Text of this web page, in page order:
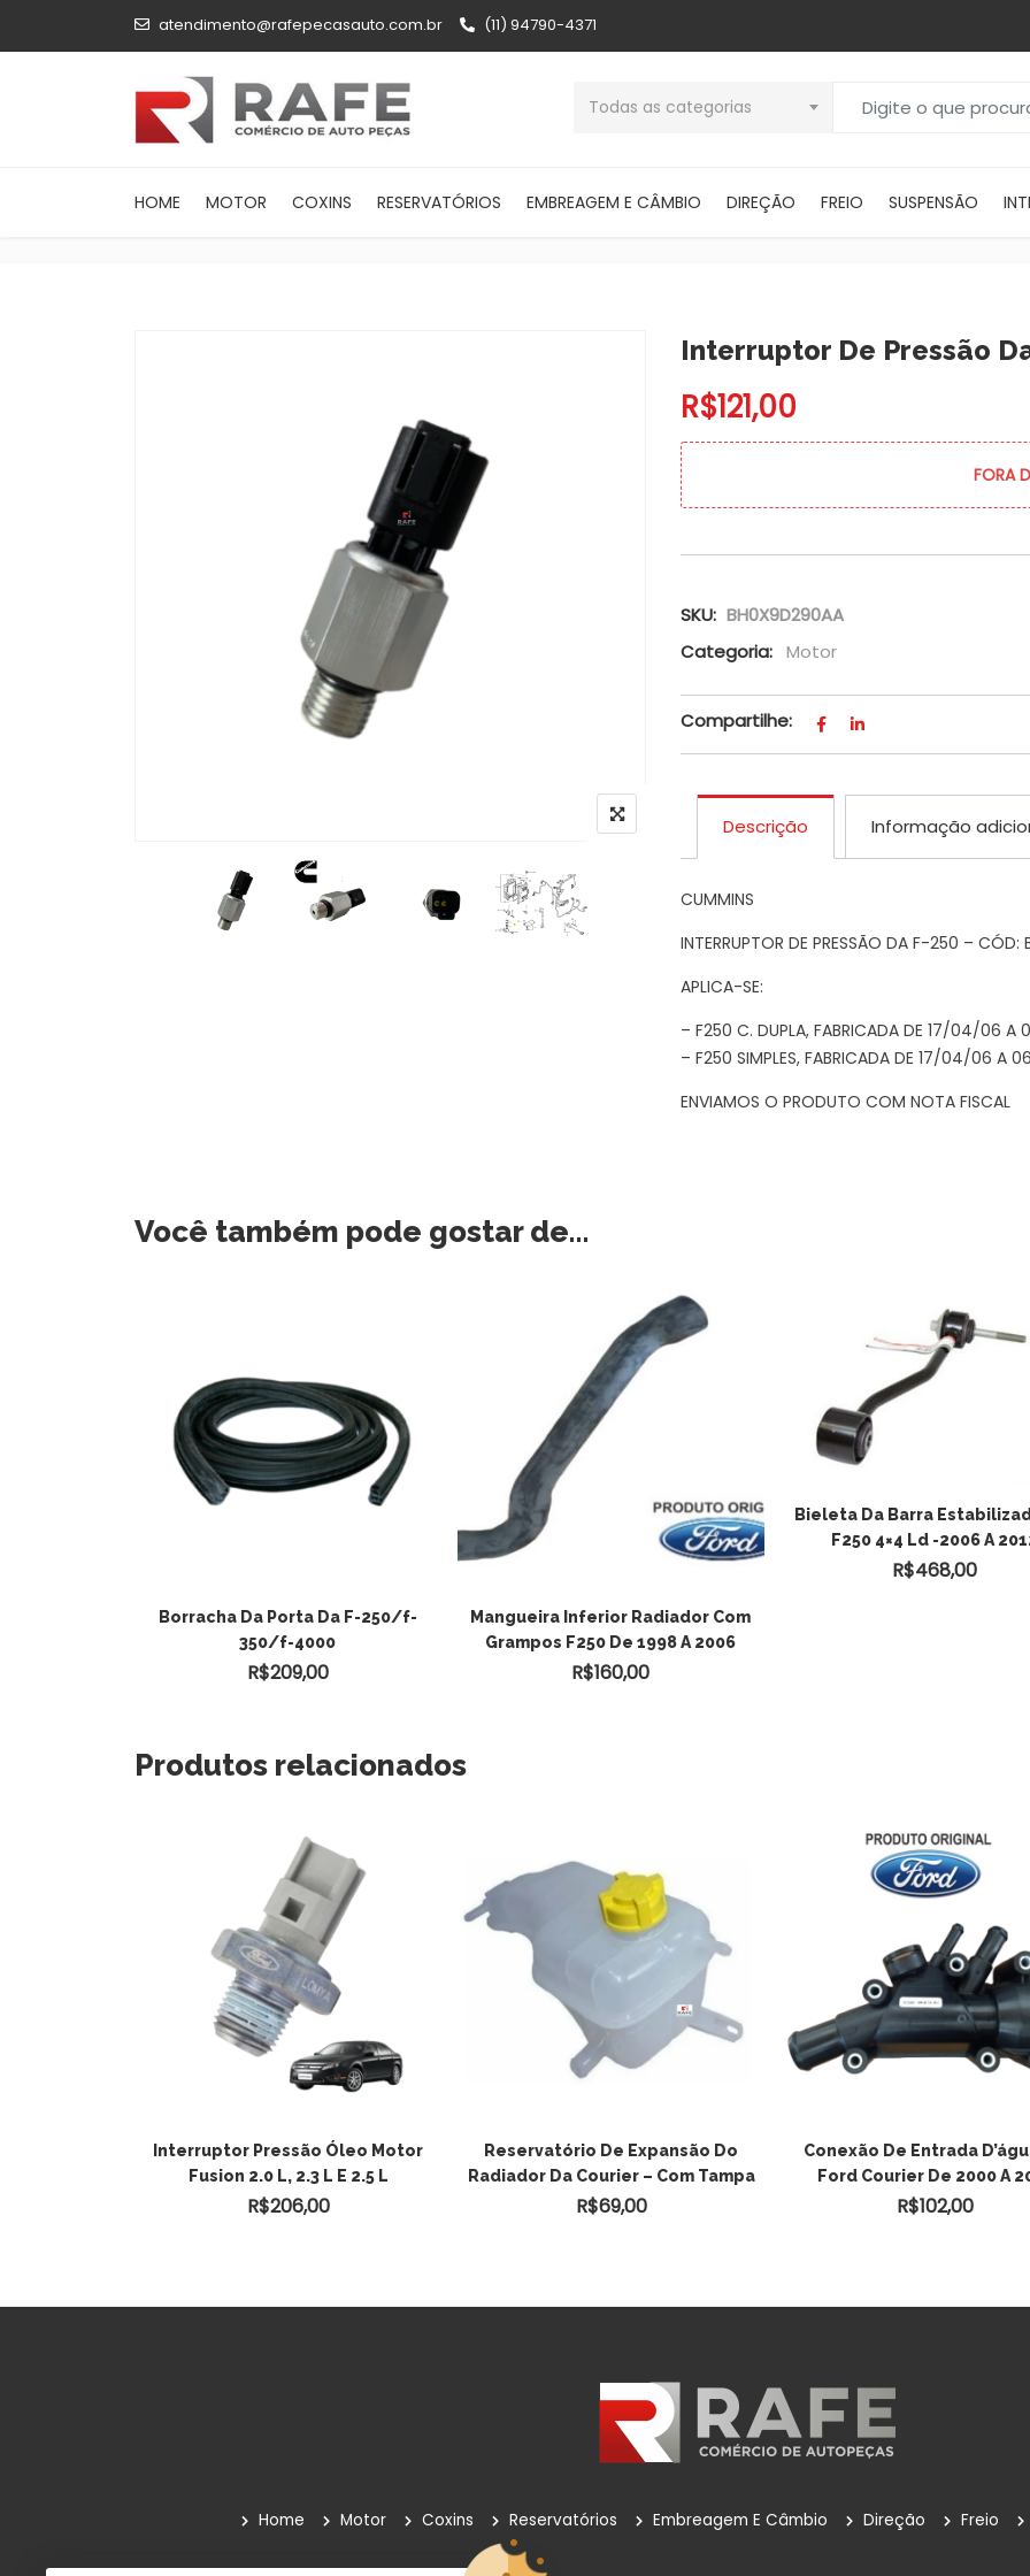
atendimento@rafepecasauto.com.br (11) 94790-4371
Todas as categorias
HOME MOTOR COXINS RESERVATÓRIOS EMBREAGEM E CÂMBIO DIREÇÃO FREIO SUSPENSÃO
Interruptor De Pressão
R$121,00
FORA
SKU: BH0X9D290AA
Categoria: Motor
Compartilhe:
Descrição Informação
CUMMINS
INTERRUPTOR DE PRESSÃO DA F-250 –
APLICA-SE:
– F250 C. DUPLA, FABRICADA DE 17/04/06 A
– F250 SIMPLES, FABRICADA DE 17/04/06 A
ENVIAMOS O PRODUTO COM NOTA FISCAL
Você também pode gostar de…
Borracha Da Porta Da F-250/f-
350/f-4000
R$209,00
Mangueira Inferior Radiador Com
Grampos F250 De 1998 A 2006
R$160,00
Bieleta Da Barra
F250 4×4 Ld -2006 A
R$468,00
Produtos relacionados
ADICIONAR AO
CARRINHO
Interruptor Pressão Óleo Motor
Fusion 2.0 L, 2.3 L E 2.5 L
R$206,00
Reservatório De Expansão Do
Radiador Da Courier – Com Tampa
R$69,00
Conexão De Entrada
Ford Courier De 2000 A
R$102,00
Home Motor Coxins Reservatórios Embreagem E Câmbio Direção Freio